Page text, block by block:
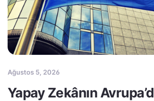
Ağustos 5, 2026
Yapay Zekânın